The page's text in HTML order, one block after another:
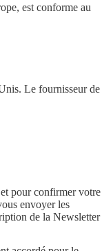
est conforme au
Le fournisseur de
pour confirmer votre
envoyer les
de la Newsletter